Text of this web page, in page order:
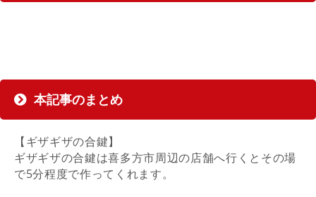
本記事のまとめ
【ギザギザの合鍵】
ギザギザの合鍵は喜多方市周辺の店舗へ行くとその場
で5分程度で作ってくれます。